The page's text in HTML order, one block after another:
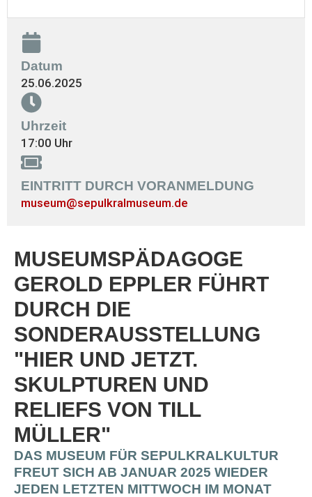
Datum
25.06.2025
Uhrzeit
17:00 Uhr
EINTRITT DURCH VORANMELDUNG
museum@sepulkralmuseum.de
MUSEUMSPÄDAGOGE
GEROLD EPPLER FÜHRT
DURCH DIE
SONDERAUSSTELLUNG
"HIER UND JETZT.
SKULPTUREN UND
RELIEFS VON TILL
MÜLLER"
DAS MUSEUM FÜR SEPULKRALKULTUR
FREUT SICH AB JANUAR 2025 WIEDER
JEDEN LETZTEN MITTWOCH IM MONAT